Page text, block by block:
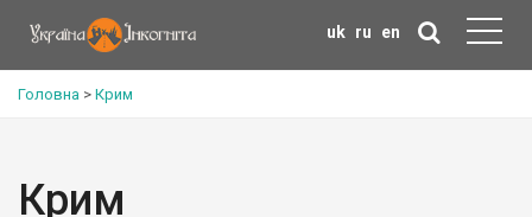
uk ru en
Головна > Крим
Крим